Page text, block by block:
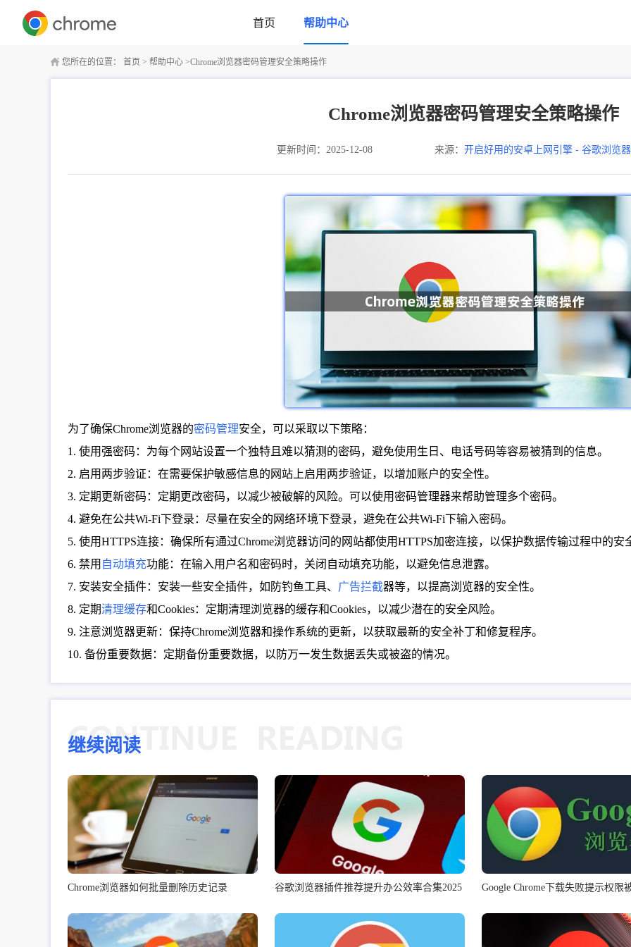
首页 帮助中心
您所在的位置： 首页 > 帮助中心 >Chrome浏览器密码管理安全策略操作
Chrome浏览器密码管理安全策略操作
更新时间：2025-12-08 来源： 开启好用的安卓上网引擎 - 谷歌浏览
为了确保Chrome浏览器的密码管理安全，可以采取以下策略：
1. 使用强密码：为每个网站设置一个独特且难以猜测的密码，避免使用生日、电话号码等容易被猜到的信息。
2. 启用两步验证：在需要保护敏感信息的网站上启用两步验证，以增加账户的安全性。
3. 定期更新密码：定期更改密码，以减少被破解的风险。可以使用密码管理器来帮助管理多个密码。
4. 避免在公共Wi-Fi下登录：尽量在安全的网络环境下登录，避免在公共Wi-Fi下输入密码。
5. 使用HTTPS连接：确保所有通过Chrome浏览器访问的网站都使用HTTPS加密连接，以保护数据传输过程中的安
6. 禁用 自动填充功能：在输入用户名和密码时，关闭自动填充功能，以避免信息泄露。
7. 安装安全插件：安装一些安全插件，如防钓鱼工具、 广告拦截器等，以提高浏览器的安全性。
8. 定期清理缓存和Cookies：定期清理浏览器的缓存和Cookies，以减少潜在的安全风险。
9. 注意浏览器更新：保持Chrome浏览器和操作系统的更新，以获取最新的安全补丁和修复程序。
10. 备份重要数据：定期备份重要数据，以防万一发生数据丢失或被盗的情况。
继续阅读
Chrome浏览器如何批量删除历史记录 谷歌浏览器插件推荐提升办公效率合集2025